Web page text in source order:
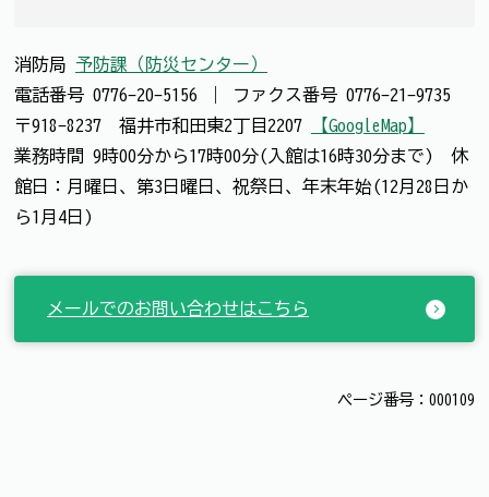
消防局 予防課（防災センター）
電話番号 0776-20-5156 ファクス番号 0776-21-9735
〒918-8237 福井市和田東2丁目2207
【GoogleMap】
業務時間 9時00分から17時00分(入館は16時30分まで) 休
館日：月曜日、第3日曜日、祝祭日、年末年始(12月28日か
ら1月4日)
メールでのお問い合わせはこちら
ページ番号：000109